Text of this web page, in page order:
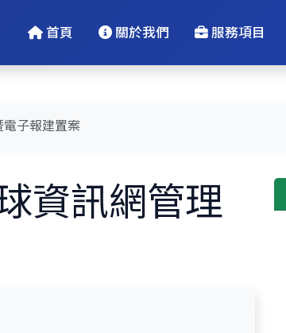
首頁 關於我們 服務項目
子報建置案
資訊網管理